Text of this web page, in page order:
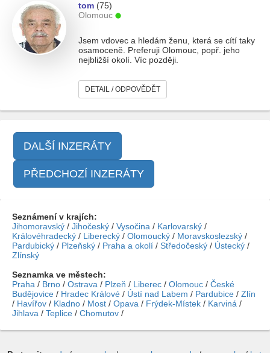
tom (75)
Olomouc
Jsem vdovec a hledám ženu, která se cítí taky
osamoceně. Preferuji Olomouc, popř. jeho
nejbližší okolí. Víc později.
DETAIL / ODPOVĚDĚT
DALŠÍ INZERÁTY
PŘEDCHOZÍ INZERÁTY
Seznámení v krajích:
Jihomoravský / Jihočeský / Vysočina / Karlovarský /
Královéhradecký / Liberecký / Olomoucký / Moravskoslezský /
Pardubický / Plzeňský / Praha a okolí / Středočeský / Ústecký /
Zlínský
Seznamka ve městech:
Praha / Brno / Ostrava / Plzeň / Liberec / Olomouc / České
Budějovice / Hradec Králové / Ústí nad Labem / Pardubice / Zlín
/ Havířov / Kladno / Most / Opava / Frýdek-Místek / Karviná /
Jihlava / Teplice / Chomutov /